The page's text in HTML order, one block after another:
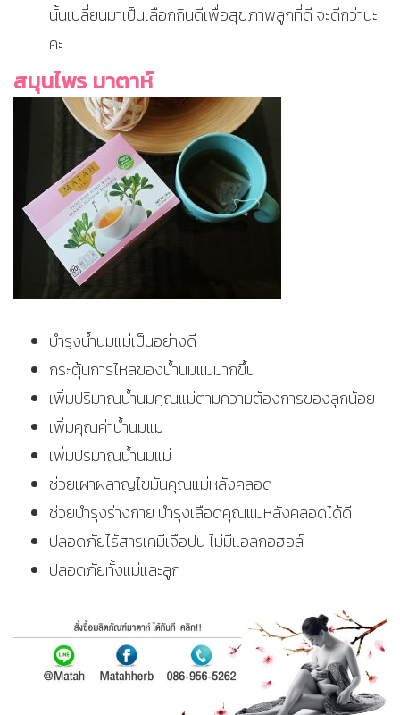
นั้นเปลี่ยนมาเป็นเลือกกินดีเพื่อสุขภาพลูกที่ดี จะดีกว่านะ
คะ
สมุนไพร มาตาห์
บำรุงน้ำนมแม่เป็นอย่างดี
กระตุ้นการไหลของน้ำนมแม่มากขึ้น
เพิ่มปริมาณน้ำนมคุณแม่ตามความต้องการของลูกน้อย
เพิ่มคุณค่าน้ำนมแม่
เพิ่มปริมาณน้ำนมแม่
ช่วยเผาผลาญไขมันคุณแม่หลังคลอด
ช่วยบำรุงร่างกาย บำรุงเลือดคุณแม่หลังคลอดได้ดี
ปลอดภัยไร้สารเคมีเจือปน ไม่มีแอลกอฮอล์
ปลอดภัยทั้งแม่และลูก